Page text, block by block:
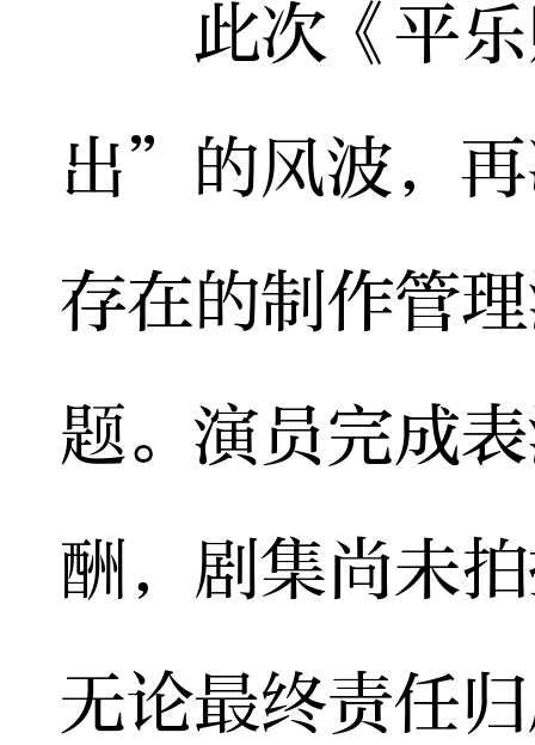
此次《平乐
出”的风波，
存在的制作管
题。演员完成
酬，剧集尚未
无论最终责任